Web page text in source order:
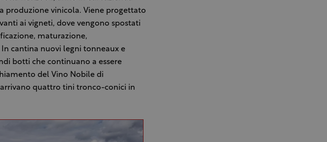
produzione vinicola. Viene progettato
ai vigneti, dove vengono spostati
maturazione,
cantina nuovi legni tonneaux e
botti che continuano a essere
del Vino Nobile di
quattro tini tronco-conici in